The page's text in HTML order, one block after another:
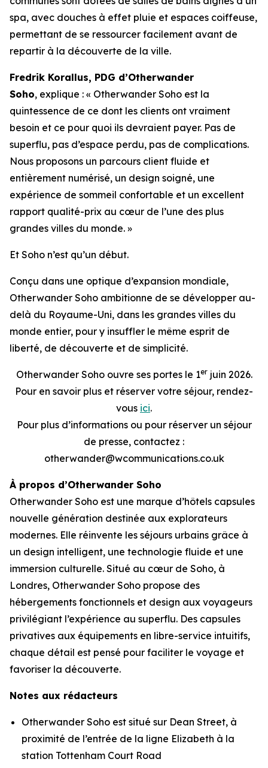
spa, avec douches à effet pluie et espaces coiffeuse,
permettant de se ressourcer facilement avant de
repartir à la découverte de la ville.
Fredrik Korallus, PDG d’Otherwander
Soho, explique : « Otherwander Soho est la
quintessence de ce dont les clients ont vraiment
besoin et ce pour quoi ils devraient payer. Pas de
superflu, pas d’espace perdu, pas de complications.
Nous proposons un parcours client fluide et
entièrement numérisé, un design soigné, une
expérience de sommeil confortable et un excellent
rapport qualité-prix au cœur de l’une des plus
grandes villes du monde. »
Et Soho n’est qu’un début.
Conçu dans une optique d’expansion mondiale,
Otherwander Soho ambitionne de se développer au-
delà du Royaume-Uni, dans les grandes villes du
monde entier, pour y insuffler le même esprit de
liberté, de découverte et de simplicité.
Otherwander Soho ouvre ses portes le 1erjuin 2026.
Pour en savoir plus et réserver votre séjour, rendez-
vous ici.
Pour plus d’informations ou pour réserver un séjour
de presse, contactez :
otherwander@wcommunications.co.uk
À propos d’Otherwander Soho
Otherwander Soho est une marque d’hôtels capsules
nouvelle génération destinée aux explorateurs
modernes. Elle réinvente les séjours urbains grâce à
un design intelligent, une technologie fluide et une
immersion culturelle. Situé au cœur de Soho, à
Londres, Otherwander Soho propose des
hébergements fonctionnels et design aux voyageurs
privilégiant l’expérience au superflu. Des capsules
privatives aux équipements en libre-service intuitifs,
chaque détail est pensé pour faciliter le voyage et
favoriser la découverte.
Notes aux rédacteurs
Otherwander Soho est situé sur Dean Street, à
proximité de l’entrée de la ligne Elizabeth à la
station Tottenham Court Road